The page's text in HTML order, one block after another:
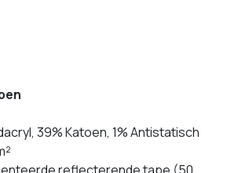
39% Katoen, 1% Antistatisch